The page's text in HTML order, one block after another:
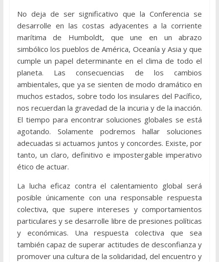
No deja de ser significativo que la Conferencia se
desarrolle en las costas adyacentes a la corriente
marítima de Humboldt, que une en un abrazo
simbólico los pueblos de América, Oceanía y Asia y que
cumple un papel determinante en el clima de todo el
planeta. Las consecuencias de los cambios
ambientales, que ya se sienten de modo dramático en
muchos estados, sobre todo los insulares del Pacífico,
nos recuerdan la gravedad de la incuria y de la inacción.
El tiempo para encontrar soluciones globales se está
agotando. Solamente podremos hallar soluciones
adecuadas si actuamos juntos y concordes. Existe, por
tanto, un claro, definitivo e impostergable imperativo
ético de actuar.
La lucha eficaz contra el calentamiento global será
posible únicamente con una responsable respuesta
colectiva, que supere intereses y comportamientos
particulares y se desarrolle libre de presiones políticas
y económicas. Una respuesta colectiva que sea
también capaz de superar actitudes de desconfianza y
promover una cultura de la solidaridad, del encuentro y